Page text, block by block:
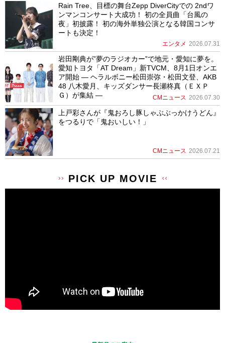
Rain Tree、目標の舞台Zepp DiverCityでの 2ndワ
ンマンコンサート大成功！ 初の全員曲「台風の
夜」初披露！ 初の海外単独公演となる韓国コンサ
ートも決定！
エンタメ 2026.07.31
岩田剛典が”夢のラジオカー”で地元・愛知に夢を。
愛知トヨタ「AT Dream」新TVCM、8月1日オンエ
ア開始 ― ヘラルボニー松田崇弥・松田文登、AKB
48 八木愛月、キッズダンサー長瀬柊真（ＥＸＰ
Ｇ）が集結 ―
CMニュース 2026.07.30
上戸彩さんが『鬼おろし豚しゃぶぶっかけうどん』
をつるりで「鬼おいしい！」
CMニュース 2026.07.21
PICK UP MOVIE